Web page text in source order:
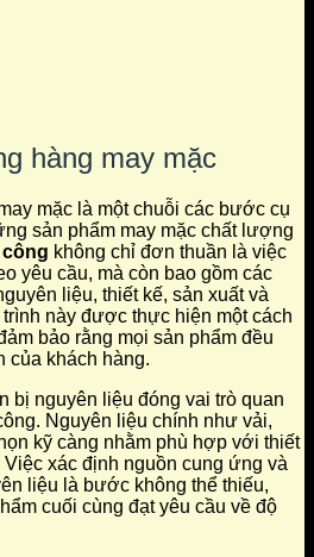
hàng may mặc
mặc là một chuỗi các bước cụ
sản phẩm may mặc chất lượng
công không chỉ đơn thuần là việc
yêu cầu, mà còn bao gồm các
liệu, thiết kế, sản xuất và
này được thực hiện một cách
bảo rằng mọi sản phẩm đều
của khách hàng.
bị nguyên liệu đóng vai trò quan
Nguyên liệu chính như vải,
kỹ càng nhằm phù hợp với thiết
Việc xác định nguồn cung ứng và
liệu là bước không thể thiếu,
cuối cùng đạt yêu cầu về độ